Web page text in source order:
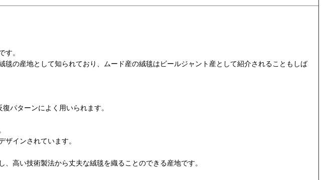
。
の産地として知られており、ムード産の絨毯はビールジャント産として紹介されることもしば
パターンによく用いられます。
インされています。
高い技術製法から丈夫な絨毯を織ることのできる産地です。